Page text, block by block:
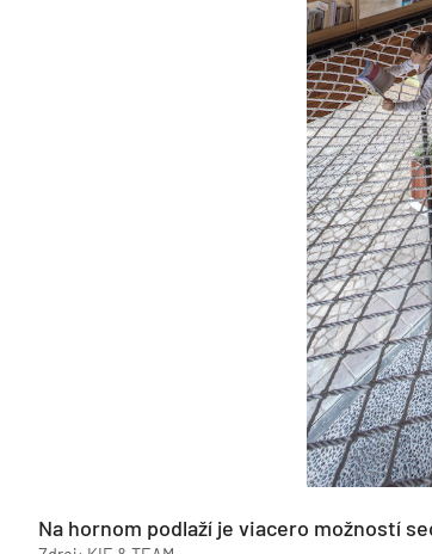
Na hornom podlaží je viacero možností